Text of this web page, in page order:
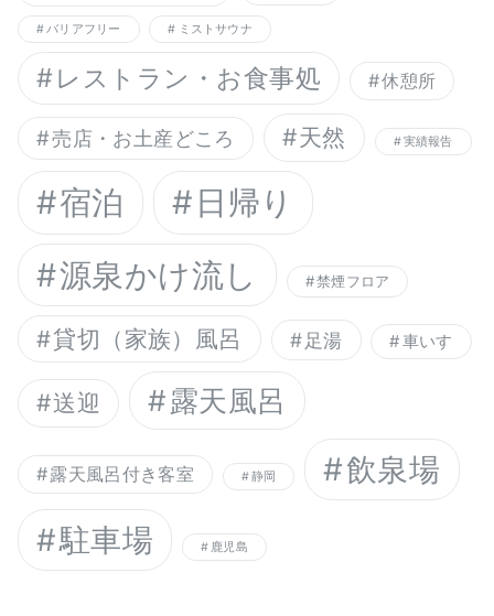
バリアフリー ミストサウナ
レストラン・お食事処 休憩所
売店・お土産どころ 天然 実績報告
宿泊
日帰り
源泉かけ流し
禁煙フロア
貸切（家族）風呂 足湯 車いす
送迎 露天風呂
露天風呂付き客室 静岡
飲泉場
駐車場
鹿児島